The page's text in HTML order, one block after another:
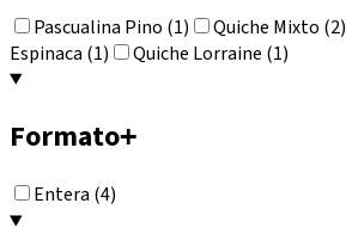
Pascualina Pino (1) Quiche Mixto (2)
Espinaca (1)
Quiche Lorraine (1)
Formato+
Entera (4)